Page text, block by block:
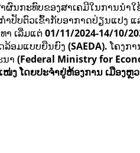
ຜົນກະທົບຂອງສາເຄມີໃນການນຳ
ປັບຕົວເຂົ້າກັບອາກາດປ່ຽນແປງ ແ
າ ເລີ່ມແຕ່ 01/11/2024-14/10/
ລ້ອມແບບຍືນຍົງ (SAEDA).ໂຄງກ
າ (Federal Ministry for
ງ ໂດຍປະຈຳຢູ່ຫ້ອງການ ເມືອງຫຼ